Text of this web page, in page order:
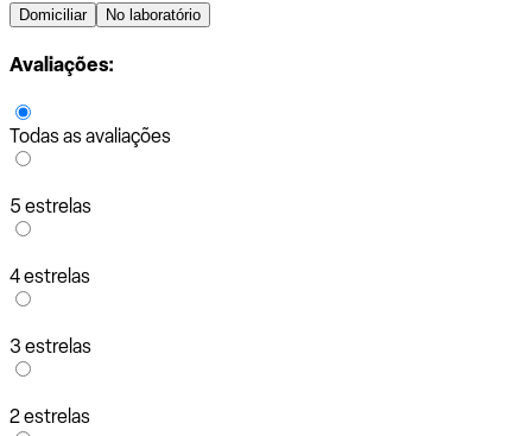
Domiciliar No laboratório
Avaliações:
Todas as avaliações
5 estrelas
4 estrelas
3 estrelas
2 estrelas